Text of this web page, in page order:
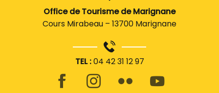
Office de Tourisme de Marignane
Cours Mirabeau – 13700 Marignane
TEL :04 42 31 12 97